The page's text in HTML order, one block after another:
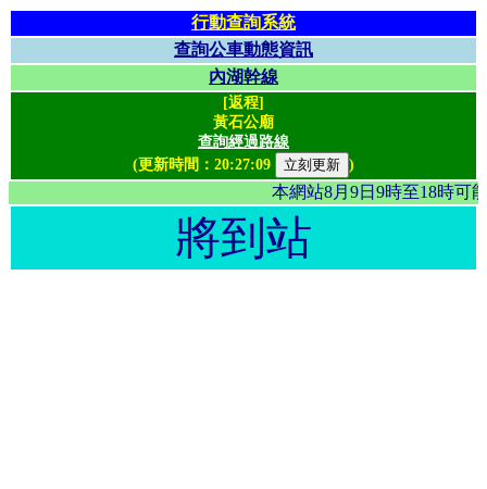
行動查詢系統
查詢公車動態資訊
內湖幹線
[返程]
黃石公廟
查詢經過路線
(更新時間： 20:27:09 )
本網站8月9日9時至18
將到站